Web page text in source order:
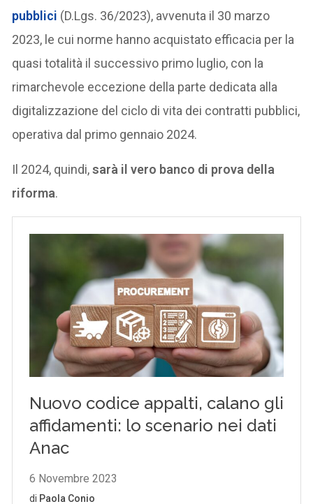
pubblici (D.Lgs. 36/2023), avvenuta il 30 marzo
2023, le cui norme hanno acquistato efficacia per la
quasi totalità il successivo primo luglio, con la
rimarchevole eccezione della parte dedicata alla
digitalizzazione del ciclo di vita dei contratti pubblici,
operativa dal primo gennaio 2024.
Il 2024, quindi,sarà il vero banco di prova della
riforma.